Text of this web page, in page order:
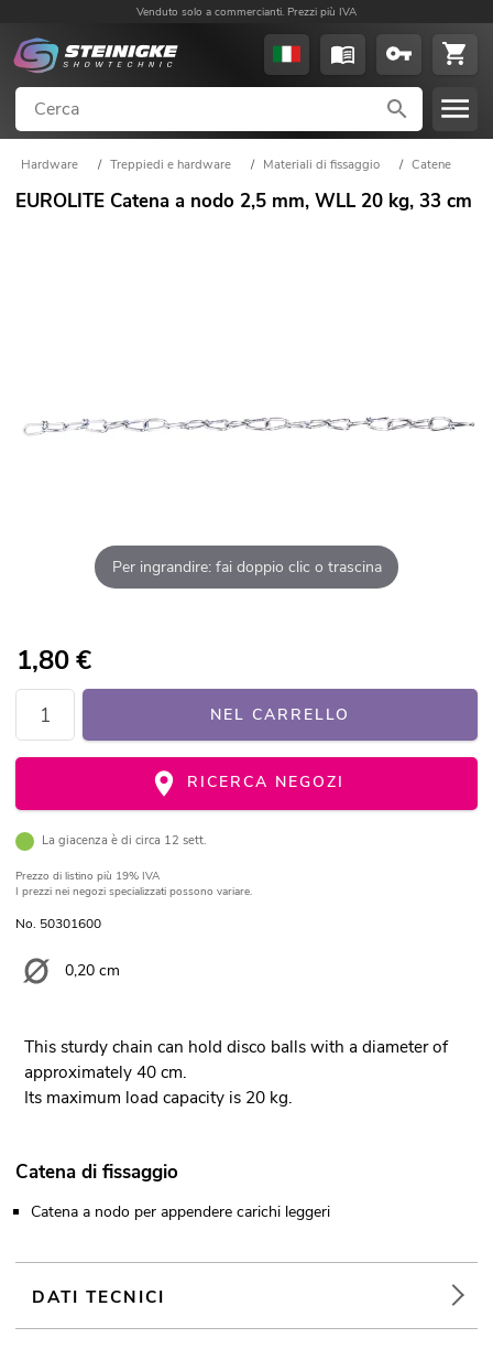
Venduto solo a commercianti. Prezzi più IVA
Hardware / Treppiedi e hardware / Materiali di fissaggio / Catene
EUROLITE Catena a nodo 2,5 mm, WLL 20 kg, 33 cm
Per ingrandire: fai doppio clic o trascina
1,80€
NEL CARRELLO
RICERCA NEGOZI
La giacenza è di circa 12 sett.
Prezzo di listino più 19% IVA
I prezzi nei negozi specializzati possono variare.
No. 50301600
0,20 cm
This sturdy chain can hold disco balls with a diameter of
approximately 40 cm.
Its maximum load capacity is 20 kg.
Catena di fissaggio
Catena a nodo per appendere carichi leggeri
DATI TECNICI